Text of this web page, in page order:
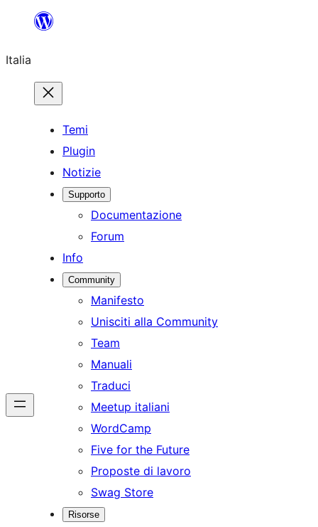
contenuto
Italia
Temi
Plugin
Notizie
Supporto
Documentazione
Forum
Info
Community
Manifesto
Unisciti alla Community
Team
Manuali
Traduci
Meetup italiani
WordCamp
Five for the Future
Proposte di lavoro
Swag Store
Risorse